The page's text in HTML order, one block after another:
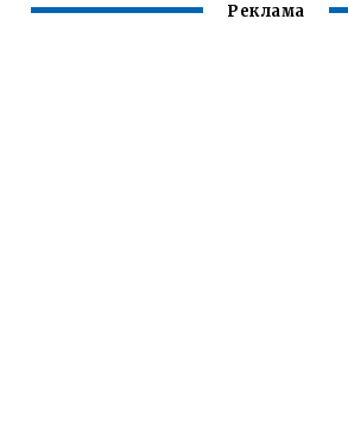
Реклама